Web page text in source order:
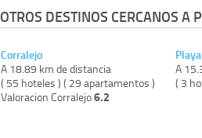
OTROS DESTINOS CERCANOS A
Corralejo
A 18.89 km de distancia
( 55 hoteles ) ( 29 apartamentos )
Valoracion Corralejo6.2
A
( 3